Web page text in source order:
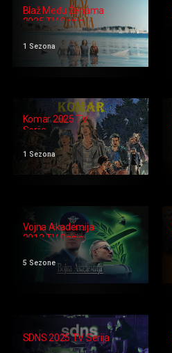
Blaž Među Ženama
2025 TV Serija
1 Sezona
Komar 2025 TV
Serija
1 Sezona
Vojna Akademija
2012 TV Serija
5 Sezone
SDNS 2025 TV Serija